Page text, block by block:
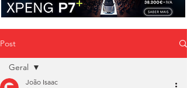
Post
Geral
João Isaac